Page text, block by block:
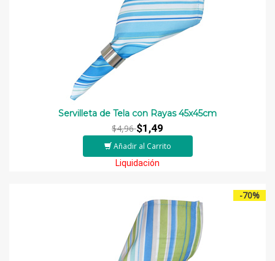
Servilleta de Tela con Rayas 45x45cm
$4,96$1,49
Añadir al Carrito
Liquidación
-70%